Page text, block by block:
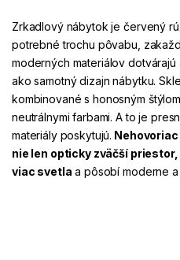
Zrkadlový nábytok je červený
potrebné trochu pôvabu,
moderných materiálov dotvárajú
ako samotný dizajn nábytku.
kombinované s honosným
neutrálnymi farbami. A to je
materiály poskytujú. Nehovoriac
nie len opticky zväčší
viac svetla a pôsobí moderne a